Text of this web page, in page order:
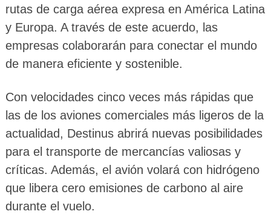
rutas de carga aérea expresa en América Latina
y Europa. A través de este acuerdo, las
empresas colaborarán para conectar el mundo
de manera eficiente y sostenible.
Con velocidades cinco veces más rápidas que
las de los aviones comerciales más ligeros de la
actualidad, Destinus abrirá nuevas posibilidades
para el transporte de mercancías valiosas y
críticas. Además, el avión volará con hidrógeno
que libera cero emisiones de carbono al aire
durante el vuelo.